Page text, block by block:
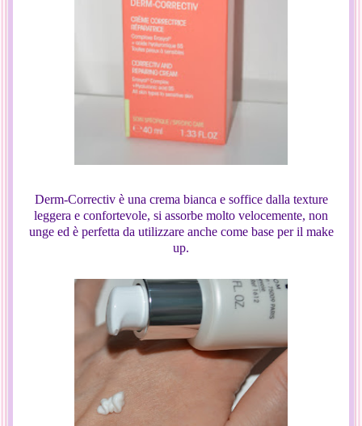
Derm-Correctiv è una crema bianca e soffice dalla texture
leggera e confortevole, si assorbe molto velocemente, non
unge ed è perfetta da utilizzare anche come base per il make
up.